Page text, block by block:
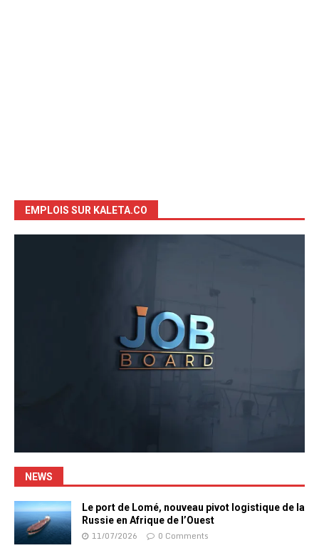
EMPLOIS SUR KALETA.CO
NEWS
Le port de Lomé, nouveau pivot logistique de la
Russie en Afrique de l’Ouest
11/07/2026 0 Comments